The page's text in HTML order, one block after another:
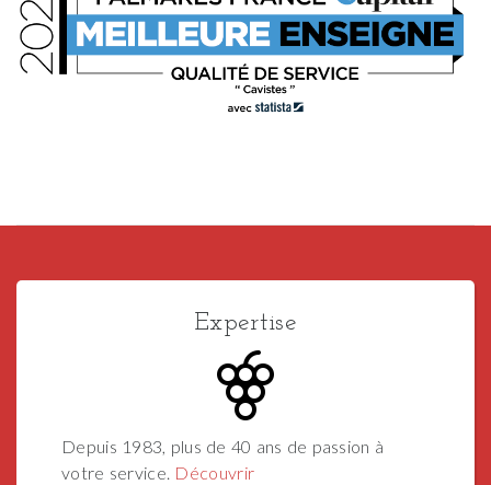
Expertise
Depuis 1983, plus de 40 ans de passion à
votre service. Découvrir